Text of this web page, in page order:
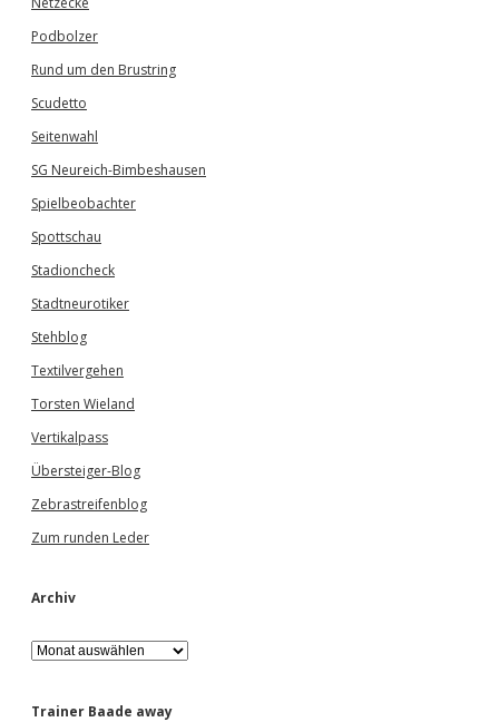
Podbolzer
Rund um den Brustring
Scudetto
Seitenwahl
SG Neureich-Bimbeshausen
Spielbeobachter
Spottschau
Stadioncheck
Stadtneurotiker
Stehblog
Textilvergehen
Torsten Wieland
Vertikalpass
Übersteiger-Blog
Zebrastreifenblog
Zum runden Leder
Archiv
A
r
h
Trainer Baade away